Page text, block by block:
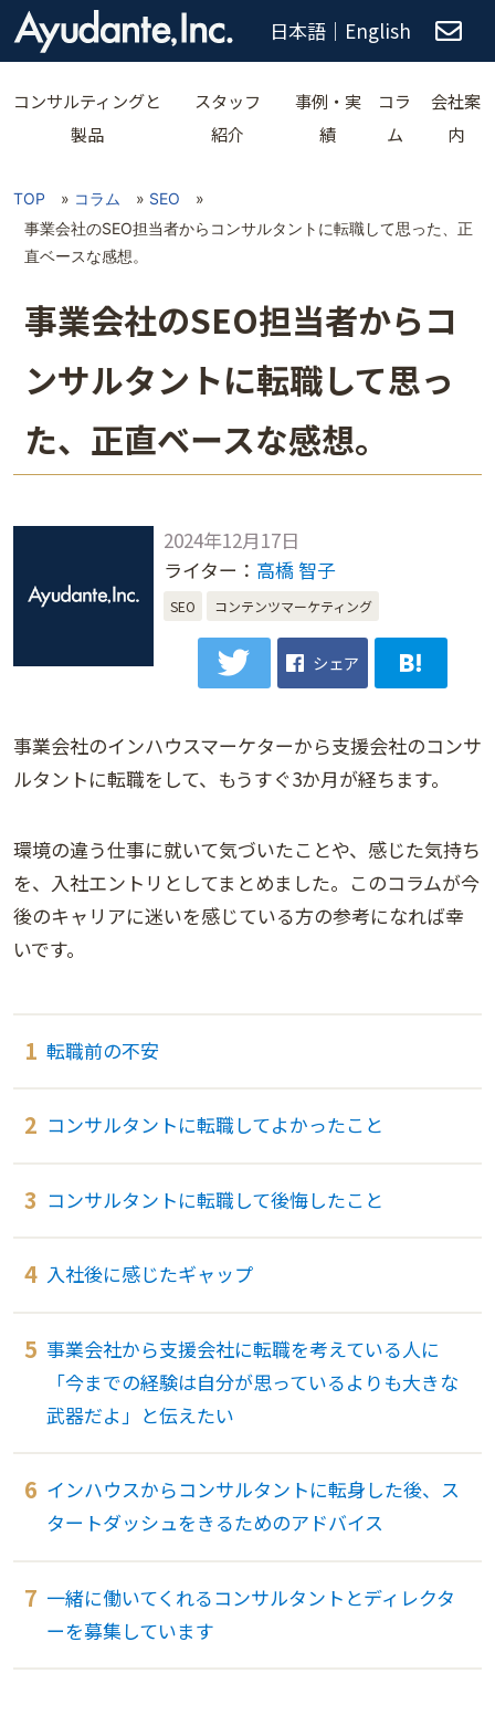
日本語 ｜ English
コンサルティングと
製品
スタッフ
紹介
事例・実
績
コラ
ム
会社案
内
TOP » コラム » SEO
»
事業会社のSEO担当者からコンサルタントに転職して思った、正
直ベースな感想。
事業会社のSEO担当者からコ
ンサルタントに転職して思っ
た、正直ベースな感想。
2024年12月17日
ライター： 高橋 智子
SEO コンテンツマーケティング
シェア
事業会社のインハウスマーケターから支援会社のコンサ
ルタントに転職をして、もうすぐ3か月が経ちます。
環境の違う仕事に就いて気づいたことや、感じた気持ち
を、入社エントリとしてまとめました。このコラムが今
後のキャリアに迷いを感じている方の参考になれば幸
いです。
転職前の不安
コンサルタントに転職してよかったこと
コンサルタントに転職して後悔したこと
入社後に感じたギャップ
事業会社から支援会社に転職を考えている人に
「今までの経験は自分が思っているよりも大きな
武器だよ」と伝えたい
インハウスからコンサルタントに転身した後、ス
タートダッシュをきるためのアドバイス
一緒に働いてくれるコンサルタントとディレクタ
ーを募集しています